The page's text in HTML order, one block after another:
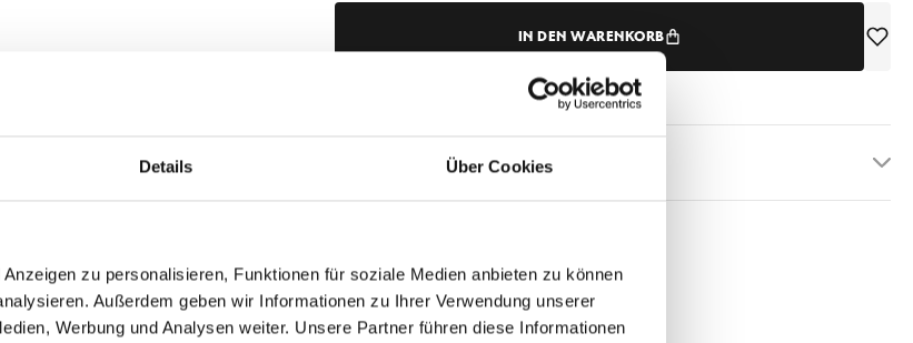
Details Über Cookies
zu personalisieren, Funktionen für soziale Medien anbieten zu können
Außerdem geben wir Informationen zu Ihrer Verwendung unserer
Werbung und Analysen weiter. Unsere Partner führen diese Informationen
IN DEN WARENKORB
Produktdetails